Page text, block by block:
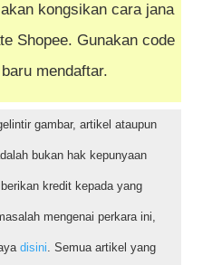
kongsikan cara jana
Shopee. Gunakan code
mendaftar.
gambar, artikel ataupun
bukan hak kepunyaan
kredit kepada yang
mengenai perkara ini,
disini. Semua artikel yang